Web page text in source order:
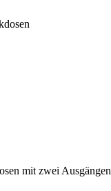
mit zwei Ausgängen